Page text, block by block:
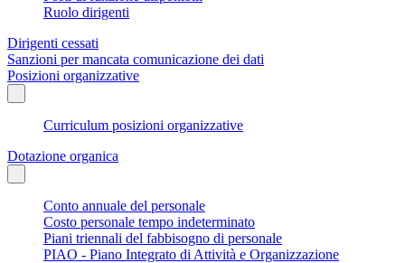
Ruolo dirigenti
Dirigenti cessati
Sanzioni per mancata comunicazione dei dati
Posizioni organizzative
Curriculum posizioni organizzative
Dotazione organica
Conto annuale del personale
Costo personale tempo indeterminato
Piani triennali del fabbisogno di personale
PIAO - Piano Integrato di Attività e Organizzazione